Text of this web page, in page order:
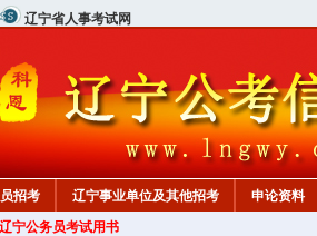
辽宁省人事考试网
招考 辽宁事业单位及其他招考 申论资料
宁公务员考试用书